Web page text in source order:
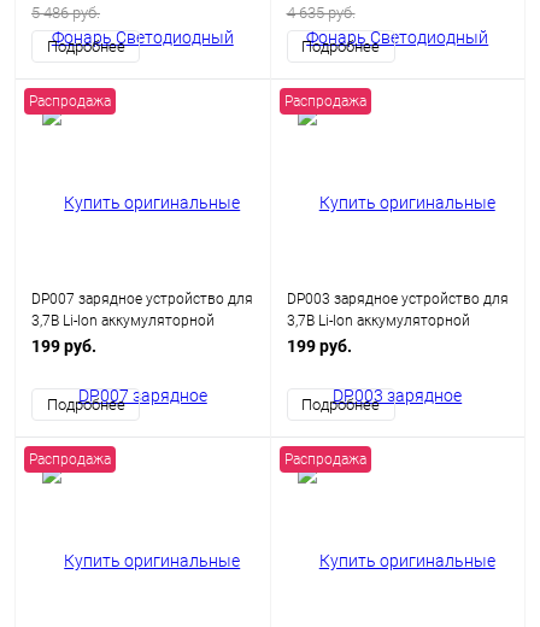
5 486 руб.
Подробнее
4 635 руб.
Подробнее
Распродажа
DP007 зарядное устройство для
3,7В Li-Ion аккумуляторной
батареи c USB
199 руб.
Подробнее
Распродажа
DP003 зарядное устройство для
3,7В Li-Ion аккумуляторной
батареи c USB
199 руб.
Подробнее
Распродажа Распродажа